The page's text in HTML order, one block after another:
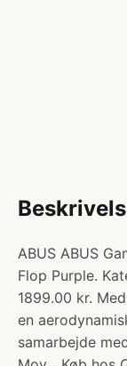
ABUS ABUS
Flop Purple.
1899.00 kr.
en
samarbejde